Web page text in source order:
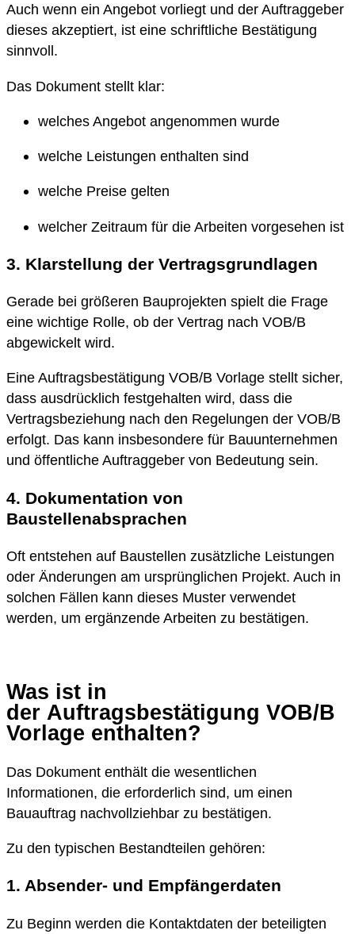
Auch wenn ein Angebot vorliegt und der Auftraggeber
dieses akzeptiert, ist eine schriftliche Bestätigung
sinnvoll.
Das Dokument stellt klar:
welches Angebot angenommen wurde
welche Leistungen enthalten sind
welche Preise gelten
welcher Zeitraum für die Arbeiten vorgesehen ist
3. Klarstellung der Vertragsgrundlagen
Gerade bei größeren Bauprojekten spielt die Frage
eine wichtige Rolle, ob der Vertrag nach VOB/B
abgewickelt wird.
Eine Auftragsbestätigung VOB/B Vorlage stellt sicher,
dass ausdrücklich festgehalten wird, dass die
Vertragsbeziehung nach den Regelungen der VOB/B
erfolgt. Das kann insbesondere für Bauunternehmen
und öffentliche Auftraggeber von Bedeutung sein.
4. Dokumentation von
Baustellenabsprachen
Oft entstehen auf Baustellen zusätzliche Leistungen
oder Änderungen am ursprünglichen Projekt. Auch in
solchen Fällen kann dieses Muster verwendet
werden, um ergänzende Arbeiten zu bestätigen.
Was ist in
der Auftragsbestätigung VOB/B
Vorlage enthalten?
Das Dokument enthält die wesentlichen
Informationen, die erforderlich sind, um einen
Bauauftrag nachvollziehbar zu bestätigen.
Zu den typischen Bestandteilen gehören:
1. Absender- und Empfängerdaten
Zu Beginn werden die Kontaktdaten der beteiligten